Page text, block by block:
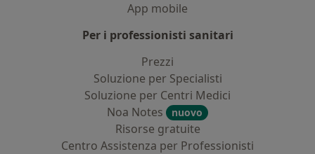
App mobile
Per i professionisti sanitari
Prezzi
Soluzione per Specialisti
Soluzione per Centri Medici
Noa Notes
nuovo
Risorse gratuite
Centro Assistenza per Professionisti